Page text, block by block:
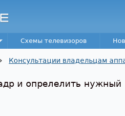
Схемы телевизоров
Консультации владельцам
и опрелелить